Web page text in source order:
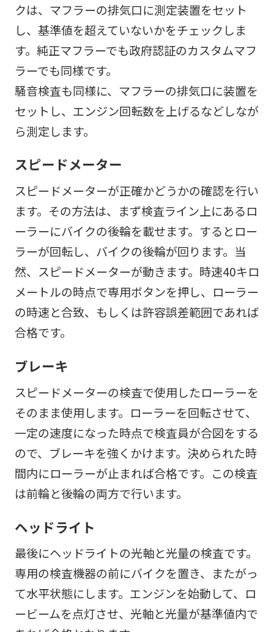
クは、マフラーの排気口に測定装置をセット
し、基準値を超えていないかをチェックしま
す。純正マフラーでも政府認証のカスタムマフ
ラーでも同様です。
騒音検査も同様に、マフラーの排気口に装置を
セットし、エンジン回転数を上げるなどしなが
ら測定します。
スピードメーター
スピードメーターが正確かどうかの確認を行い
ます。その方法は、まず検査ライン上にあるロ
ーラーにバイクの後輪を載せます。するとロー
ラーが回転し、バイクの後輪が回ります。当
然、スピードメーターが動きます。時速40キロ
メートルの時点で専用ボタンを押し、ローラー
の時速と合致、もしくは許容誤差範囲であれば
合格です。
ブレーキ
スピードメーターの検査で使用したローラーを
そのまま使用します。ローラーを回転させて、
一定の速度になった時点で検査員が合図をする
ので、ブレーキを強くかけます。決められた時
間内にローラーが止まれば合格です。この検査
は前輪と後輪の両方で行います。
ヘッドライト
最後にヘッドライトの光軸と光量の検査です。
専用の検査機器の前にバイクを置き、またがっ
て水平状態にします。エンジンを始動して、ロ
ービームを点灯させ、光軸と光量が基準値内で